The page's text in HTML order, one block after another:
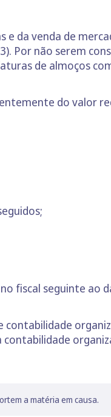
da venda de
Por não serem
de almoços
do valor
fiscal seguinte ao
contabilidade
a matéria em causa.